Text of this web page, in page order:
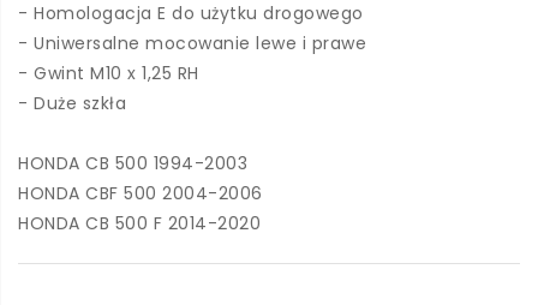
- Homologacja E do użytku drogowego
- Uniwersalne mocowanie lewe i prawe
- Gwint M10 x 1,25 RH
- Duże szkła
HONDA CB 500 1994-2003
HONDA CBF 500 2004-2006
HONDA CB 500 F 2014-2020